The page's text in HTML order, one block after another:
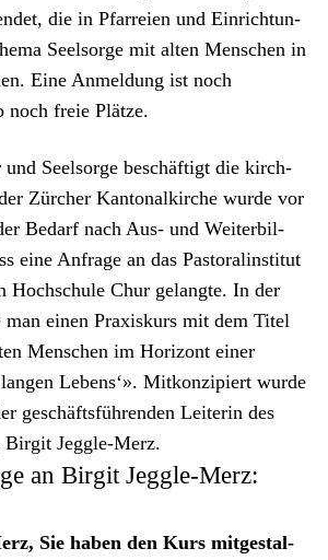
die in Pfar­reien und Ein­rich­tun­
Seel­sorge mit alten Men­schen in
Eine Anmel­dung ist noch
noch freie Plätze.
und Seel­sorge beschäftigt die kirch­
Zürcher Kan­ton­alkirche wurde vor
Bedarf nach Aus- und Weit­er­bil­
eine Anfrage an das Pas­toralin­sti­tut
Hochschule Chur gelangte. In der
einen Praxiskurs mit dem Titel
Men­schen im Hor­i­zont ein­er
lan­gen Lebens‘». Mitkonzip­iert wurde
geschäfts­führen­den Lei­t­erin des
Bir­git Jeg­gle-Merz.
an Birgit Jeggle-Merz:
Sie haben den Kurs mit­gestal­